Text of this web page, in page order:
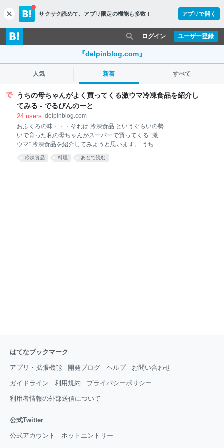
c
l
o
s
サクサク読めて、 アプリ限定の機能も多数！ アプリで開く
ユーザー登録
ログイン
『delpinblog.com』
人気 新着 すべて
うちの母ちゃんがよく買ってくる激ウマ冷凍食品を紹介し
てみる - でるぴんのーと
24 users delpinblog.com
おふくろの味・・・それは 冷凍食品 というぐらいの勢
いで育った私の母ちゃんがスーパーで買ってくる ”激
ウマ” 冷凍食品を紹介してみようと思います。 うちの
母ちゃんがよく買ってくる激ウマ冷凍食品を紹介して
みる うちの母ちゃんがよく買ってくる激ウマ冷凍食品
冷凍食品 料理 あとで読む
はてなブックマーク
アプリ・拡張機能 開発ブログ ヘルプ お問い合わせ
ガイドライン 利用規約 プライバシーポリシー
利用者情報の外部送信について
公式Twitter
公式アカウント ホットエントリー